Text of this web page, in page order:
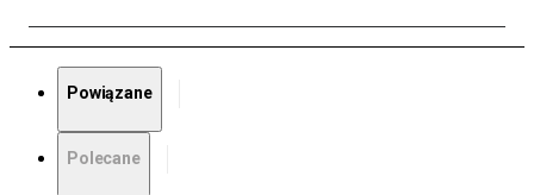
Powiązane
Polecane